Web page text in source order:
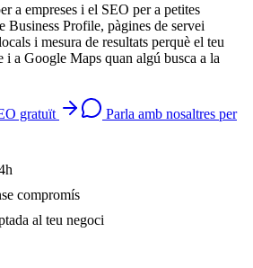
a empreses i el SEO per a petites
Business Profile, pàgines de servei
i mesura de resultats perquè el teu
i a Google Maps quan algú busca a la
gratuït
Parla amb nosaltres per
compromís
al teu negoci